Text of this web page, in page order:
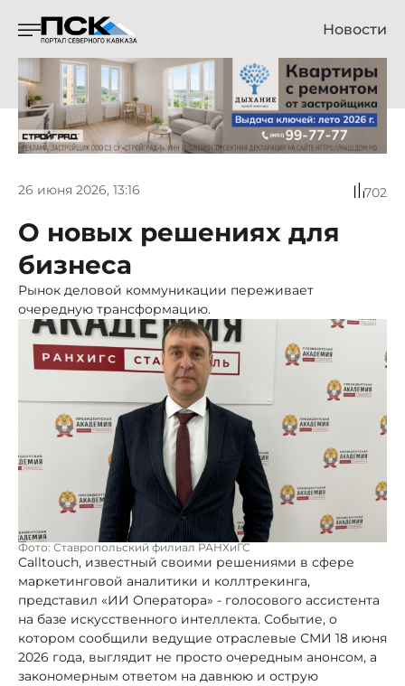
Новости
26 июня 2026, 13:16 702
О новых решениях для
бизнеса
Рынок деловой коммуникации переживает
очередную трансформацию.
Фото: Ставропольский филиал РАНХиГС
Calltouch, известный своими решениями в сфере
маркетинговой аналитики и коллтрекинга,
представил «ИИ Оператора» - голосового ассистента
на базе искусственного интеллекта. Событие, о
котором сообщили ведущие отраслевые СМИ 18 июня
2026 года, выглядит не просто очередным анонсом, а
закономерным ответом на давнюю и острую